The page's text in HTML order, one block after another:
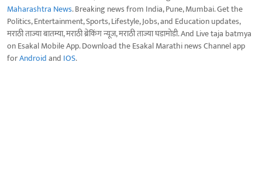
Maharashtra News. Breaking news from India, Pune, Mumbai. Get the
Politics, Entertainment, Sports, Lifestyle, Jobs, and Education updates,
मराठी ताज्या बातम्या, मराठी ब्रेकिंग न्यूज, मराठी ताज्या घडामोडी. And Live taja batmya
on Esakal Mobile App. Download the Esakal Marathi news Channel app
forAndroidand IOS.